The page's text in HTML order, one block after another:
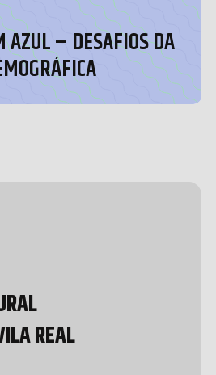
AZUL – DESAFIOS DA
REAL